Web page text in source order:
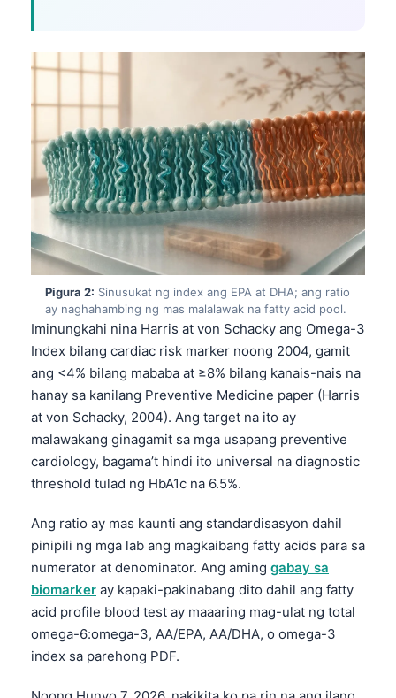
Pigura 2: Sinusukat ng index ang EPA at DHA; ang ratio
ay naghahambing ng mas malalawak na fatty acid pool.
Iminungkahi nina Harris at von Schacky ang Omega-3
Index bilang cardiac risk marker noong 2004, gamit
ang <4% bilang mababa at ≥8% bilang kanais-nais na
hanay sa kanilang Preventive Medicine paper (Harris
at von Schacky, 2004). Ang target na ito ay
malawakang ginagamit sa mga usapang preventive
cardiology, bagama’t hindi ito universal na diagnostic
threshold tulad ng HbA1c na 6.5%.
Ang ratio ay mas kaunti ang standardisasyon dahil
pinipili ng mga lab ang magkaibang fatty acids para sa
numerator at denominator. Ang aming gabay sa
biomarker ay kapaki-pakinabang dito dahil ang fatty
acid profile blood test ay maaaring mag-ulat ng total
omega-6:omega-3, AA/EPA, AA/DHA, o omega-3
index sa parehong PDF.